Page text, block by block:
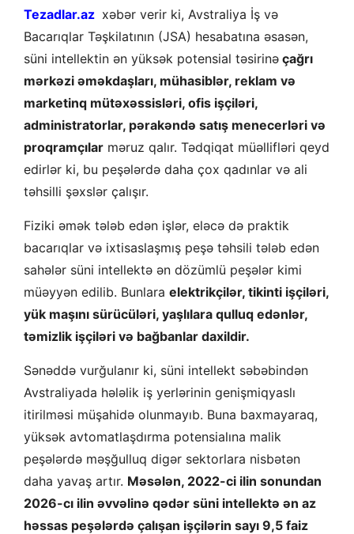
Tezadlar.az xəbər verir ki, Avstraliya İş və
Bacarıqlar Təşkilatının (JSA) hesabatına əsasən,
süni intellektin ən yüksək potensial təsirinə çağrı
mərkəzi əməkdaşları, mühasiblər, reklam və
marketinq mütəxəssisləri, ofis işçiləri,
administratorlar, pərakəndə satış menecerləri və
proqramçılar məruz qalır. Tədqiqat müəllifləri qeyd
edirlər ki, bu peşələrdə daha çox qadınlar və ali
təhsilli şəxslər çalışır.
Fiziki əmək tələb edən işlər, eləcə də praktik
bacarıqlar və ixtisaslaşmış peşə təhsili tələb edən
sahələr süni intellektə ən dözümlü peşələr kimi
müəyyən edilib. Bunlara elektrikçilər, tikinti işçiləri,
yük maşını sürücüləri, yaşlılara qulluq edənlər,
təmizlik işçiləri və bağbanlar daxildir.
Sənəddə vurğulanır ki, süni intellekt səbəbindən
Avstraliyada hələlik iş yerlərinin genişmiqyaslı
itirilməsi müşahidə olunmayıb. Buna baxmayaraq,
yüksək avtomatlaşdırma potensialına malik
peşələrdə məşğulluq digər sektorlara nisbətən
daha yavaş artır. Məsələn, 2022-ci ilin sonundan
2026-cı ilin əvvəlinə qədər süni intellektə ən az
həssas peşələrdə çalışan işçilərin sayı 9,5 faiz